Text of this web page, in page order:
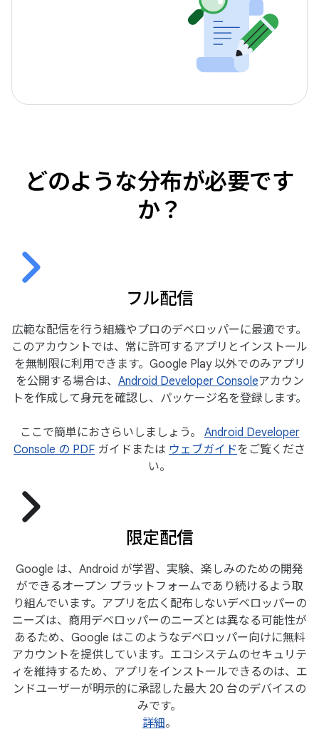
どのような分布が必要です
か？
フル配信
広範な配信を行う組織やプロのデベロッパーに最適です。
このアカウントでは、常に許可するアプリとインストール
を無制限に利用できます。Google Play 以外でのみアプリ
を公開する場合は、 Android Developer Consoleアカウン
トを作成して身元を確認し、パッケージ名を登録します。
ここで簡単におさらいしましょう。 Android Developer
Console の PDF ガイドまたは ウェブガイド をご覧くださ
い。
限定配信
Google は、Android が学習、実験、楽しみのための開発
ができるオープン プラットフォームであり続けるよう取
り組んでいます。アプリを広く配布しないデベロッパーの
ニーズは、商用デベロッパーのニーズとは異なる可能性が
あるため、Google はこのようなデベロッパー向けに無料
アカウントを提供しています。エコシステムのセキュリテ
ィを維持するため、アプリをインストールできるのは、エ
ンドユーザーが明示的に承認した最大 20 台のデバイスの
みです。
詳細。